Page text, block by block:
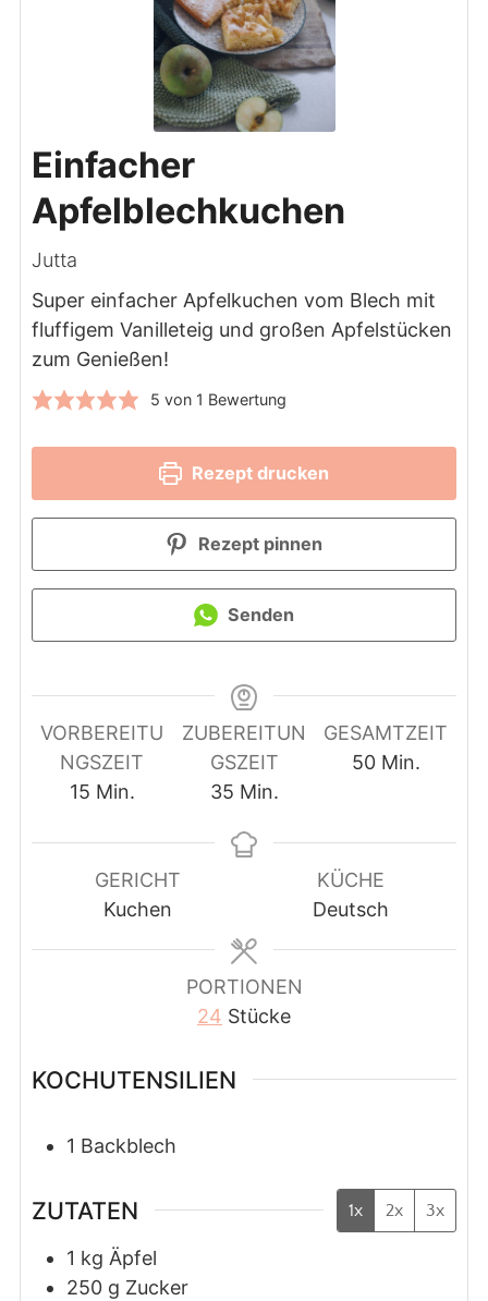
Einfacher
Apfelblechkuchen
Jutta
Super einfacher Apfelkuchen vom Blech mit
fluffigem Vanilleteig und großen Apfelstücken
zum Genießen!
5 von 1 Bewertung
Rezept drucken
Rezept pinnen
Senden
VORBEREITU
NGSZEIT
15Minuten
Min.
ZUBEREITUN
GSZEIT
35Minuten
Min.
GESAMTZEIT
50Minuten
Min.
GERICHT
Kuchen
KÜCHE
Deutsch
PORTIONEN
24 Stücke
KOCHUTENSILIEN
1 Backblech
ZUTATEN 1x 2x 3x
1 kg Äpfel
250 g Zucker